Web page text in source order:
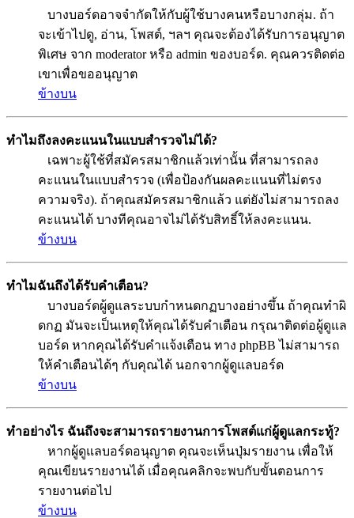
บางบอร์ดอาจจำกัดให้กับผู้ใช้บางคนหรือบางกลุ่ม. ถ้า
จะเข้าไปดู, อ่าน, โพสต์, ฯลฯ คุณจะต้องได้รับการอนุญาต
พิเศษ จาก moderator หรือ admin ของบอร์ด. คุณควรติดต่อ
เขาเพื่อขออนุญาต
ข้างบน
ทำไมถึงลงคะแนนในแบบสำรวจไม่ได้?
เฉพาะผู้ใช้ที่สมัครสมาชิกแล้วเท่านั้น ที่สามารถลง
คะแนนในแบบสำรวจ (เพื่อป้องกันผลคะแนนที่ไม่ตรง
ความจริง). ถ้าคุณสมัครสมาชิกแล้ว แต่ยังไม่สามารถลง
คะแนนได้ บางทีคุณอาจไม่ได้รับสิทธิ์ให้ลงคะแนน.
ข้างบน
ทำไมฉันถึงได้รับคำเตือน?
บางบอร์ดผู้ดูแลระบบกำหนดกฏบางอย่างขึ้น ถ้าคุณทำผิ
ดกฏ มันจะเป็นเหตุให้คุณได้รับคำเตือน กรุณาติดต่อผู้ดูแล
บอร์ด หากคุณได้รับคำแจ้งเตือน ทาง phpBB ไม่สามารถ
ให้คำเตือนได้ๆ กับคุณได้ นอกจากผู้ดูแลบอร์ด
ข้างบน
ทำอย่างไร ฉันถึงจะสามารถรายงานการโพสต์แก่ผู้ดูแลกระทู้?
หากผู้ดูแลบอร์ดอนุญาต คุณจะเห็นปุ่มรายงาน เพื่อให้
คุณเขียนรายงานได้ เมื่อคุณคลิกจะพบกับขั้นตอนการ
รายงานต่อไป
ข้างบน